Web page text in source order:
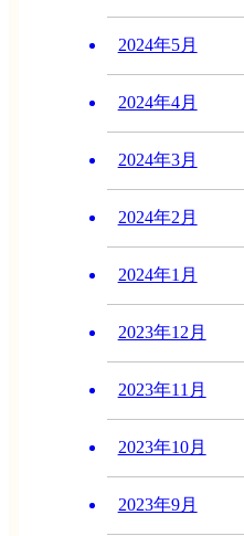
2024年5月
2024年4月
2024年3月
2024年2月
2024年1月
2023年12月
2023年11月
2023年10月
2023年9月